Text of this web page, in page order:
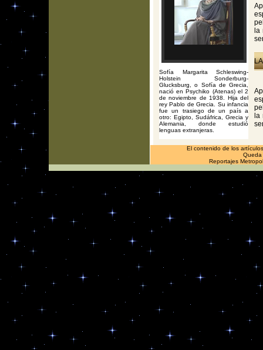
Sofía Margarita Schleswing-
Holstein Sonderburg-
Glucksburg, o Sofía de Grecia,
nació en Psychiko (Atenas) el 2
de noviembre de 1938. Hija del
rey Pablo de Grecia. Su infancia
fue un trasiego de un país a
otro: Egipto, Sudáfrica, Grecia y
Alemania, donde estudió
lenguas extranjeras.
la
la
El contenido de los
Queda
Reportajes